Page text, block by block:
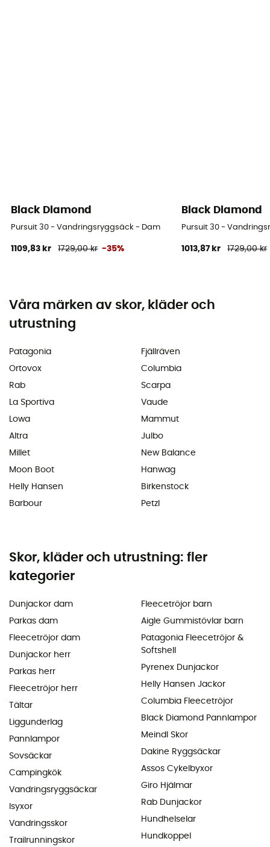
Black Diamond
Pursuit 30 - Vandringsryggsäck - Dam
1109,83 kr 1729,00 kr -35%
Black Diamond
Pursuit 30 -
1013,87 kr 1729,00 kr
Våra märken av skor, kläder och
utrustning
Patagonia
Ortovox
Rab
La Sportiva
Lowa
Altra
Millet
Moon Boot
Helly Hansen
Barbour
Fjällräven
Columbia
Scarpa
Vaude
Mammut
Julbo
New Balance
Hanwag
Birkenstock
Petzl
Skor, kläder och utrustning: fler
kategorier
Dunjackor dam
Parkas dam
Fleecetröjor dam
Dunjackor herr
Parkas herr
Fleecetröjor herr
Tältar
Liggunderlag
Pannlampor
Sovsäckar
Campingkök
Vandringsryggsäckar
Isyxor
Vandringsskor
Trailrunningskor
Fleecetröjor barn
Aigle Gummistövlar barn
Patagonia Fleecetröjor &
Softshell
Pyrenex Dunjackor
Helly Hansen Jackor
Columbia Fleecetröjor
Black Diamond Pannlampor
Meindl Skor
Dakine Ryggsäckar
Assos Cykelbyxor
Giro Hjälmar
Rab Dunjackor
Hundhelselar
Hundkoppel